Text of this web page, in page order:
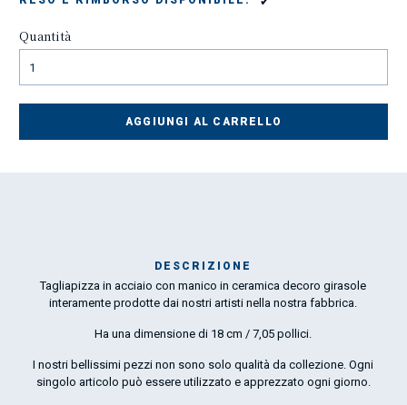
Quantità
AGGIUNGI AL CARRELLO
DESCRIZIONE
Tagliapizza in acciaio con manico in ceramica decoro girasole
interamente prodotte dai nostri artisti nella nostra fabbrica.
Ha una dimensione di 18 cm / 7,05 pollici.
I nostri bellissimi pezzi non sono solo qualità da collezione. Ogni
singolo articolo può essere utilizzato e apprezzato ogni giorno.